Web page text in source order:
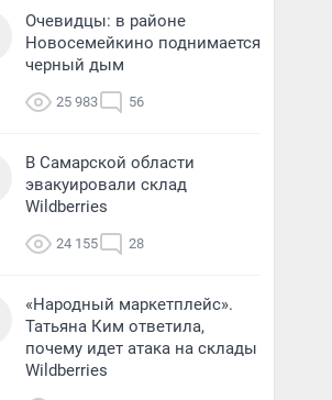
Очевидцы: в районе
Новосемейкино поднимается
черный дым
25 983 56
В Самарской области
эвакуировали склад
Wildberries
24 155 28
«Народный маркетплейс».
Татьяна Ким ответила,
почему идет атака на склады
Wildberries